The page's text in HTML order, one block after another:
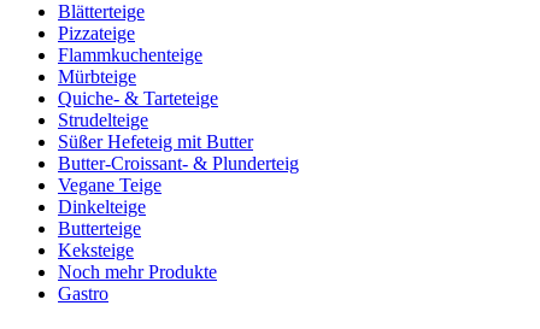
Blätterteige
Pizzateige
Flammkuchenteige
Mürbteige
Quiche- & Tarteteige
Strudelteige
Süßer Hefeteig mit Butter
Butter-Croissant- & Plunderteig
Vegane Teige
Dinkelteige
Butterteige
Keksteige
Noch mehr Produkte
Gastro